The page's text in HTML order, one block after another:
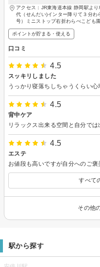
アクセス：JR東海道本線 静岡駅よ
代（せんだい)インター降りて３分
号）ミニストップ右折わらべこども
ポイントが貯まる・使える
口コミ
4.5
スッキリしました
4.5
背中ケア
4.5
エステ
すべて
その他
駅から探す